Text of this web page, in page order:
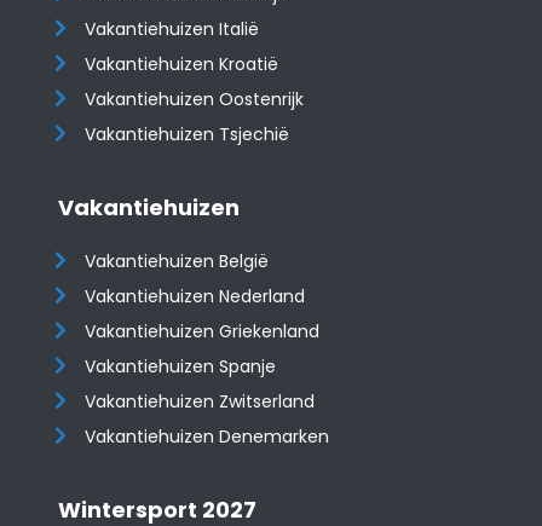
Vakantiehuizen Italië
Vakantiehuizen Kroatië
​​​​​​​Vakantiehuizen Oostenrijk
Vakantiehuizen Tsjechië
Vakantiehuizen
Vakantiehuizen België
Vakantiehuizen Nederland
Vakantiehuizen Griekenland
Vakantiehuizen Spanje
​​​​​​​Vakantiehuizen Zwitserland
Vakantiehuizen Denemarken
Wintersport 2027